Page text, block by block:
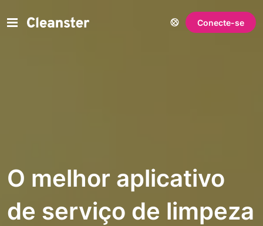
Conecte-se
O melhor aplicativo
de serviço de limpeza